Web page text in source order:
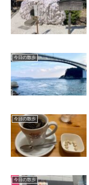
今日の散歩
今日の散歩
今日の散歩